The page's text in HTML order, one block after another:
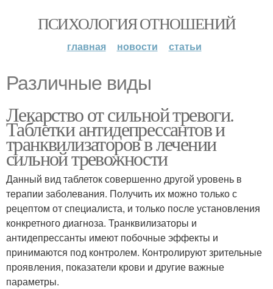
ПСИХОЛОГИЯ ОТНОШЕНИЙ
главная новости статьи
Различные виды
Лекарство от сильной тревоги.
Таблетки антидепрессантов и
транквилизаторов в лечении
сильной тревожности
Данный вид таблеток совершенно другой уровень в
терапии заболевания. Получить их можно только с
рецептом от специалиста, и только после установления
конкретного диагноза. Транквилизаторы и
антидепрессанты имеют побочные эффекты и
принимаются под контролем. Контролируют зрительные
проявления, показатели крови и другие важные
параметры.